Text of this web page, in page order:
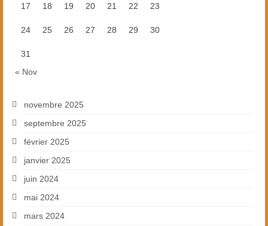
17 18 19 20 21 22 23
24 25 26 27 28 29 30
31
« Nov
novembre 2025
septembre 2025
février 2025
janvier 2025
juin 2024
mai 2024
mars 2024